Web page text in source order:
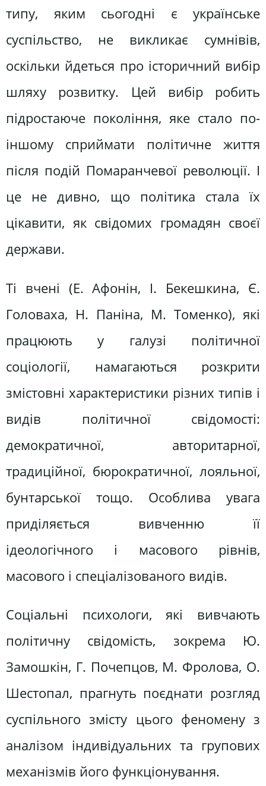
типу, яким сьогодні є українське
суспільство, не викликає сумнівів,
оскільки йдеться про історичний вибір
шляху розвитку. Цей вибір робить
підростаюче покоління, яке стало по-
іншому сприймати політичне життя
після подій Помаранчевої революції. І
це не дивно, що політика стала їх
цікавити, як свідомих громадян своєї
держави.
Ті вчені (Е. Афонін, І. Бекешкина, Є.
Головаха, Н. Паніна, М. Томенко), які
працюють у галузі політичної
соціології, намагаються розкрити
змістовні характеристики різних типів і
видів політичної свідомості:
демократичної, авторитарної,
традиційної, бюрократичної, лояльної,
бунтарської тощо. Особлива увага
приділяється вивченню її
ідеологічного і масового рівнів,
масового і спеціалізованого видів.
Соціальні психологи, які вивчають
політичну свідомість, зокрема Ю.
Замошкін, Г. Почепцов, М. Фролова, О.
Шестопал, прагнуть поєднати розгляд
суспільного змісту цього феномену з
аналізом індивідуальних та групових
механізмів його функціонування.